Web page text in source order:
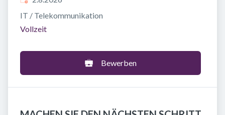
IT / Telekommunikation
Vollzeit
Bewerben